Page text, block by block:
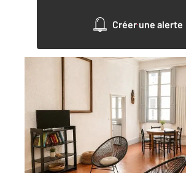
Créer une alerte
BAGNOLS SUR CEZE 30
Ref : 9196
Appartement à louer
725 €
par mois charges comprises